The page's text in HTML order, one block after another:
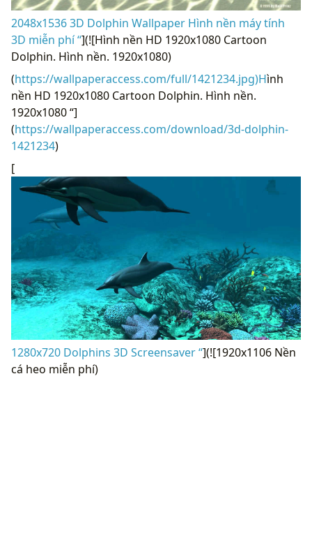
2048x1536 3D Dolphin Wallpaper Hình nền máy tính
3D miễn phí “](![Hình nền HD 1920x1080 Cartoon
Dolphin. Hình nền. 1920x1080)
(https://wallpaperaccess.com/full/1421234.jpg)Hình
nền HD 1920x1080 Cartoon Dolphin. Hình nền.
1920x1080 “]
(https://wallpaperaccess.com/download/3d-dolphin-
1421234)
[
1280x720 Dolphins 3D Screensaver “](![1920x1106 Nền
cá heo miễn phí)